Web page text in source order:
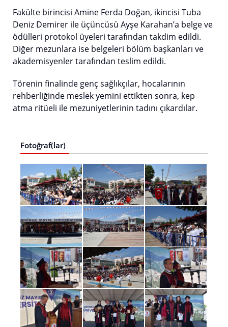
Fakülte birincisi Amine Ferda Doğan, ikincisi Tuba
Deniz Demirer ile üçüncüsü Ayşe Karahan’a belge ve
ödülleri protokol üyeleri tarafından takdim edildi.
Diğer mezunlara ise belgeleri bölüm başkanları ve
akademisyenler tarafından teslim edildi.
Törenin finalinde genç sağlıkçılar, hocalarının
rehberliğinde meslek yemini ettikten sonra, kep
atma ritüeli ile mezuniyetlerinin tadını çıkardılar.
Fotoğraf(lar)